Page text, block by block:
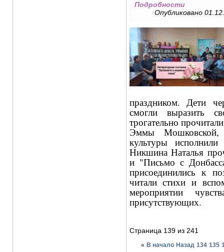
Подробности
Опубликовано
праздником. Дети
смогли выразить
трогательно
Эммы Мошковской,
культуры
Никшина Наталья
и "Письмо с
присоединились к
читали стихи и
мероприятии
присутствующих.
Страница 139 из 241
« В начало Назад 134 135